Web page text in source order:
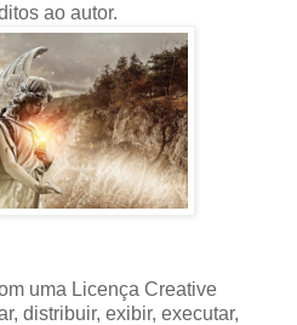
ao autor.
uma Licença Creative
distribuir, exibir, executar,